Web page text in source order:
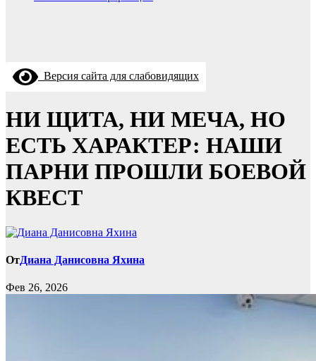
Версия сайта для слабовидящих
НИ ЩИТА, НИ МЕЧА, НО
ЕСТЬ ХАРАКТЕР: НАШИ
ПАРНИ ПРОШЛИ БОЕВОЙ
КВЕСТ
ОтДиана Данисовна Яхина
Фев 26, 2026